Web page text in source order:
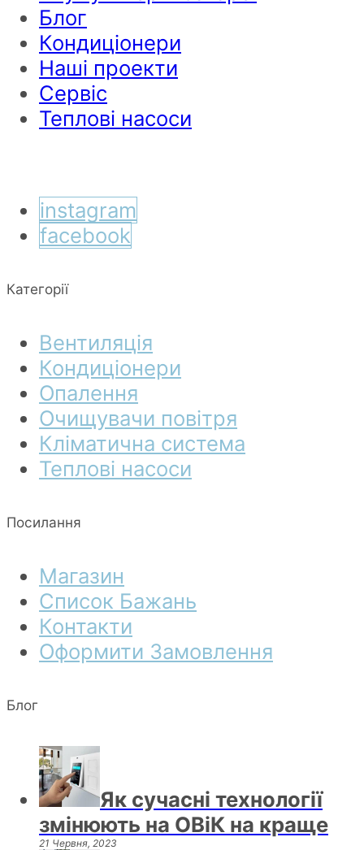
Блог
Кондиціонери
Наші проекти
Сервіс
Теплові насоси
instagram
facebook
Категорії
Вентиляція
Кондиціонери
Опалення
Очищувачи повітря
Кліматична система
Теплові насоси
Посилання
Магазин
Список Бажань
Контакти
Оформити Замовлення
Блог
Як сучасні технології
змінюють на ОВіК на краще
21 Червня, 2023